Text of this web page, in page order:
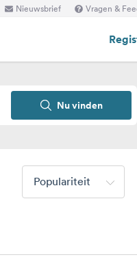
Nieuwsbrief Vragen &
Nu vinden
Populariteit